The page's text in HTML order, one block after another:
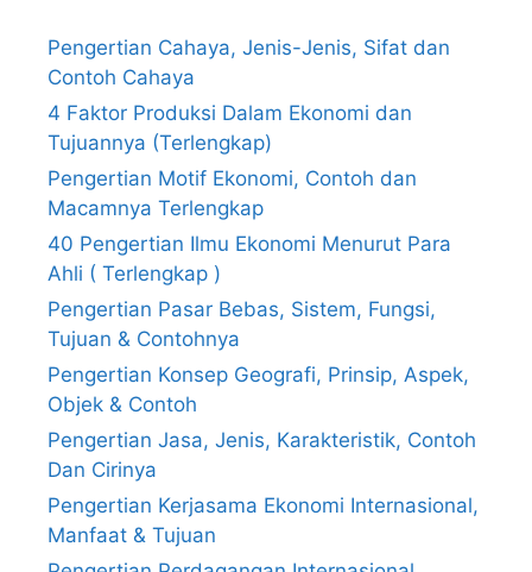
Pengertian Cahaya, Jenis-Jenis, Sifat dan
Contoh Cahaya
4 Faktor Produksi Dalam Ekonomi dan
Tujuannya (Terlengkap)
Pengertian Motif Ekonomi, Contoh dan
Macamnya Terlengkap
40 Pengertian Ilmu Ekonomi Menurut Para
Ahli ( Terlengkap )
Pengertian Pasar Bebas, Sistem, Fungsi,
Tujuan & Contohnya
Pengertian Konsep Geografi, Prinsip, Aspek,
Objek & Contoh
Pengertian Jasa, Jenis, Karakteristik, Contoh
Dan Cirinya
Pengertian Kerjasama Ekonomi Internasional,
Manfaat & Tujuan